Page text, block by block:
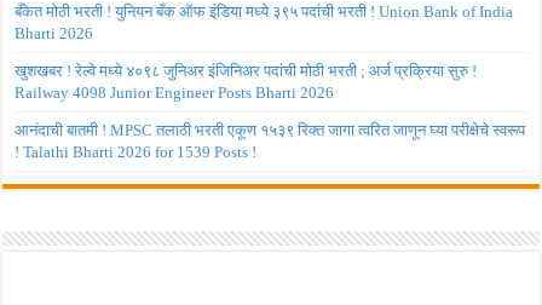
बँकेत मोठी भरती ! युनियन बँक ऑफ इंडिया मध्ये ३९५ पदांची भरती ! Union Bank of India
Bharti 2026
खुशखबर ! रेल्वे मध्ये ४०९८ जुनिअर इंजिनिअर पदांची मोठी भरती ; अर्ज प्रक्रिया सुरु !
Railway 4098 Junior Engineer Posts Bharti 2026
आनंदाची बातमी ! MPSC तलाठी भरती एकूण १५३९ रिक्त जागा त्वरित जाणून घ्या परीक्षेचे स्वरूप
! Talathi Bharti 2026 for 1539 Posts !